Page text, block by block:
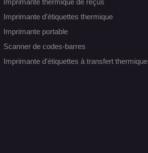
Imprimante thermique de reçus
Imprimante d'étiquettes thermique
Imprimante portable
Scanner de codes-barres
Imprimante d'étiquettes à transfert thermique